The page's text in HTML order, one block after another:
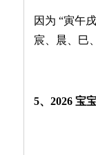
因为 “寅午
宸、晨、巳
5、2026 宝